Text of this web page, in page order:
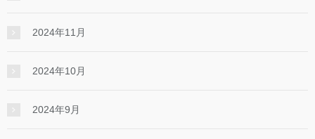
2024年11月
2024年10月
2024年9月